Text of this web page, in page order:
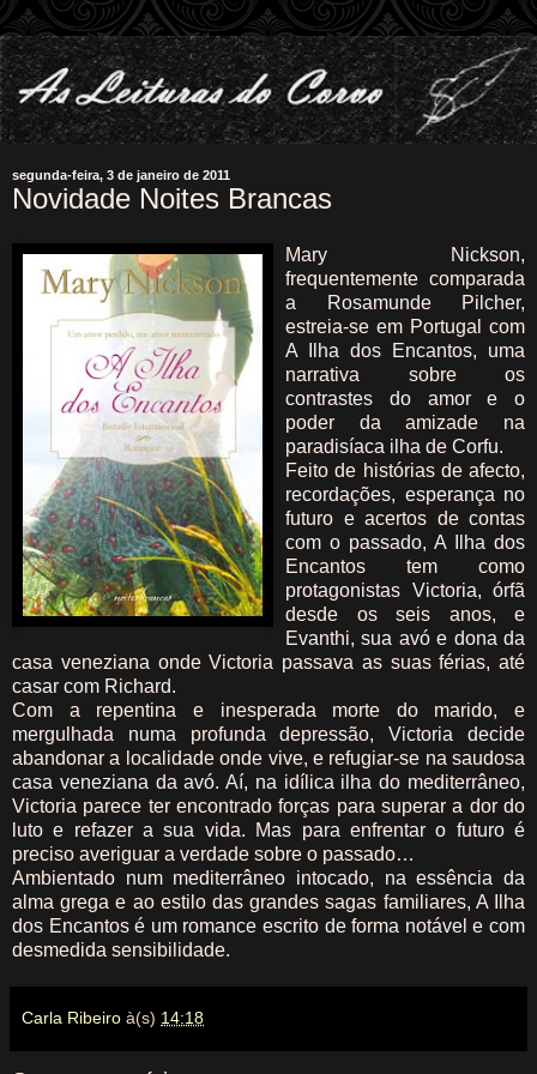
segunda-feira, 3 de janeiro de 2011
Novidade Noites Brancas
Mary Nickson,
frequentemente comparada
a Rosamunde Pilcher,
estreia-se em Portugal com
A Ilha dos Encantos, uma
narrativa sobre os
contrastes do amor e o
poder da amizade na
paradisíaca ilha de Corfu.
Feito de histórias de afecto,
recordações, esperança no
futuro e acertos de contas
com o passado, A Ilha dos
Encantos tem como
protagonistas Victoria, órfã
desde os seis anos, e
Evanthi, sua avó e dona da
casa veneziana onde Victoria passava as suas férias, até
casar com Richard.
Com a repentina e inesperada morte do marido, e
mergulhada numa profunda depressão, Victoria decide
abandonar a localidade onde vive, e refugiar-se na saudosa
casa veneziana da avó. Aí, na idílica ilha do mediterrâneo,
Victoria parece ter encontrado forças para superar a dor do
luto e refazer a sua vida. Mas para enfrentar o futuro é
preciso averiguar a verdade sobre o passado…
Ambientado num mediterrâneo intocado, na essência da
alma grega e ao estilo das grandes sagas familiares, A Ilha
dos Encantos é um romance escrito de forma notável e com
desmedida sensibilidade.
Carla Ribeiro à(s) 14:18